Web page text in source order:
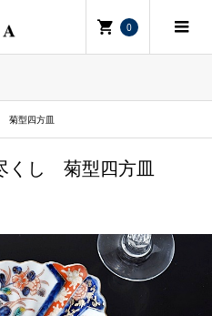
0
型四方皿
し 菊型四方皿